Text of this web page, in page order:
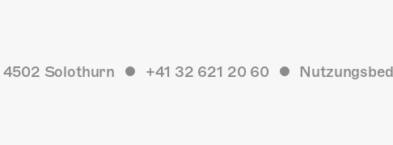
4502 Solothurn +41 32 621 20 60